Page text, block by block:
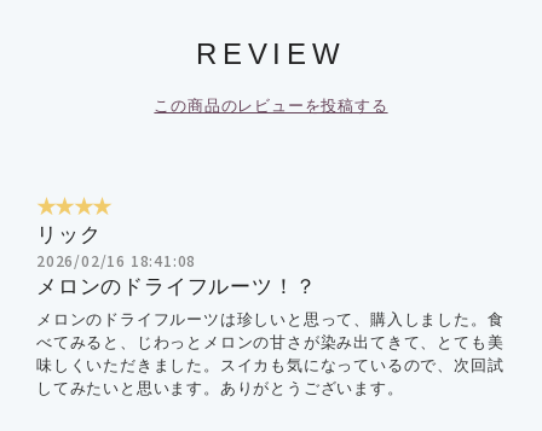
REVIEW
この商品のレビューを投稿する
★★★★
リック
2026/02/16 18:41:08
メロンのドライフルーツ！？
メロンのドライフルーツは珍しいと思って、購入しました。食
べてみると、じわっとメロンの甘さが染み出てきて、とても美
味しくいただきました。スイカも気になっているので、次回試
してみたいと思います。ありがとうございます。